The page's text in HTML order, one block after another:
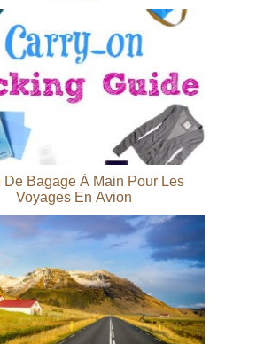
De Bagage À Main Pour Les
Voyages En Avion